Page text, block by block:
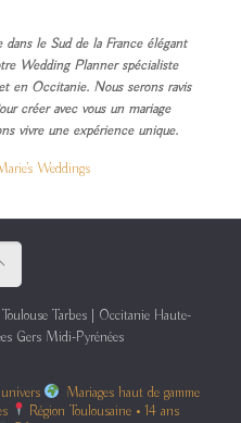
dans le Sud de la France élégant
Wedding Planner spécialiste
en Occitanie. Nous serons ravis
créer avec vous un mariage
vivre une expérience unique.
Weddings
Tarbes | Occitanie Haute-
Gers Midi-Pyrénées
Mariages haut de gamme
Région Toulousaine • 14 ans